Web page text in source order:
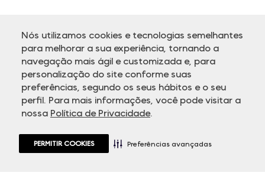
Nós utilizamos cookies e tecnologias semelhantes
para melhorar a sua experiência, tornando a
navegação mais ágil e customizada e, para
personalização do site conforme suas
preferências, segundo os seus hábitos e o seu
perfil. Para mais informações, você pode visitar a
nossa Política de Privacidade.
PERMITIR COOKIES Preferências avançadas